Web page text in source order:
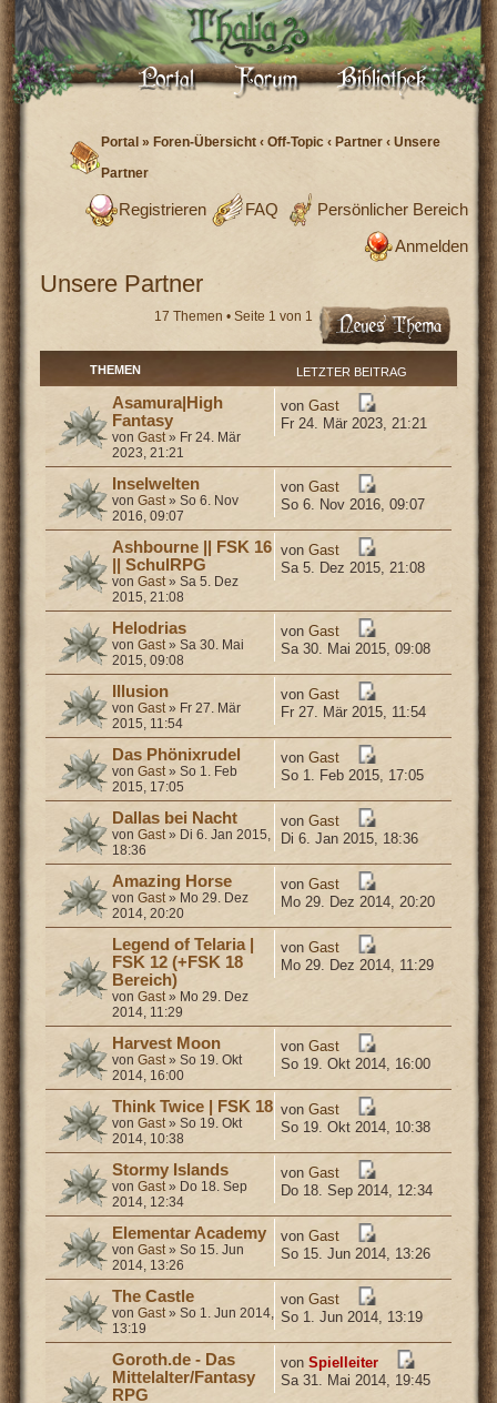
Portal »Foren-Übersicht ‹ Off-Topic ‹ Partner ‹ Unsere
Partner
Persönlicher Bereich
FAQ
Registrieren
Anmelden
Unsere Partner
17 Themen • Seite 1 von 1
THEMEN LETZTER BEITRAG
Asamura|High
Fantasy
vonGast» Fr 24. Mär
2023, 21:21
vonGast
Fr 24. Mär 2023, 21:21
Inselwelten
vonGast» So 6. Nov
2016, 09:07
vonGast
So 6. Nov 2016, 09:07
Ashbourne || FSK 16
|| SchulRPG
vonGast» Sa 5. Dez
2015, 21:08
vonGast
Sa 5. Dez 2015, 21:08
Helodrias
vonGast» Sa 30. Mai
2015, 09:08
vonGast
Sa 30. Mai 2015, 09:08
Illusion
vonGast» Fr 27. Mär
2015, 11:54
vonGast
Fr 27. Mär 2015, 11:54
Das Phönixrudel
vonGast» So 1. Feb
2015, 17:05
vonGast
So 1. Feb 2015, 17:05
Dallas bei Nacht
vonGast» Di 6. Jan 2015,
18:36
vonGast
Di 6. Jan 2015, 18:36
Amazing Horse
vonGast» Mo 29. Dez
2014, 20:20
vonGast
Mo 29. Dez 2014, 20:20
Legend of Telaria |
FSK 12 (+FSK 18
Bereich)
vonGast» Mo 29. Dez
2014, 11:29
vonGast
Mo 29. Dez 2014, 11:29
Harvest Moon
vonGast» So 19. Okt
2014, 16:00
vonGast
So 19. Okt 2014, 16:00
Think Twice | FSK 18
vonGast» So 19. Okt
2014, 10:38
vonGast
So 19. Okt 2014, 10:38
Stormy Islands
vonGast» Do 18. Sep
2014, 12:34
vonGast
Do 18. Sep 2014, 12:34
Elementar Academy
vonGast» So 15. Jun
2014, 13:26
vonGast
So 15. Jun 2014, 13:26
The Castle
vonGast» So 1. Jun 2014,
13:19
vonGast
So 1. Jun 2014, 13:19
Goroth.de - Das
Mittelalter/Fantasy
RPG
vonSpielleiter
Sa 31. Mai 2014, 19:45